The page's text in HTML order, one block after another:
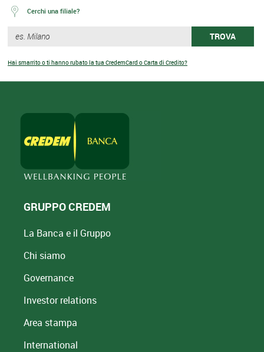
Cerchi una filiale?
TROVA
Hai smarrito o ti hanno rubato la tua CredemCard o Carta di Credito?
GRUPPO CREDEM
La Banca e il Gruppo
Chi siamo
Governance
Investor relations
Area stampa
International